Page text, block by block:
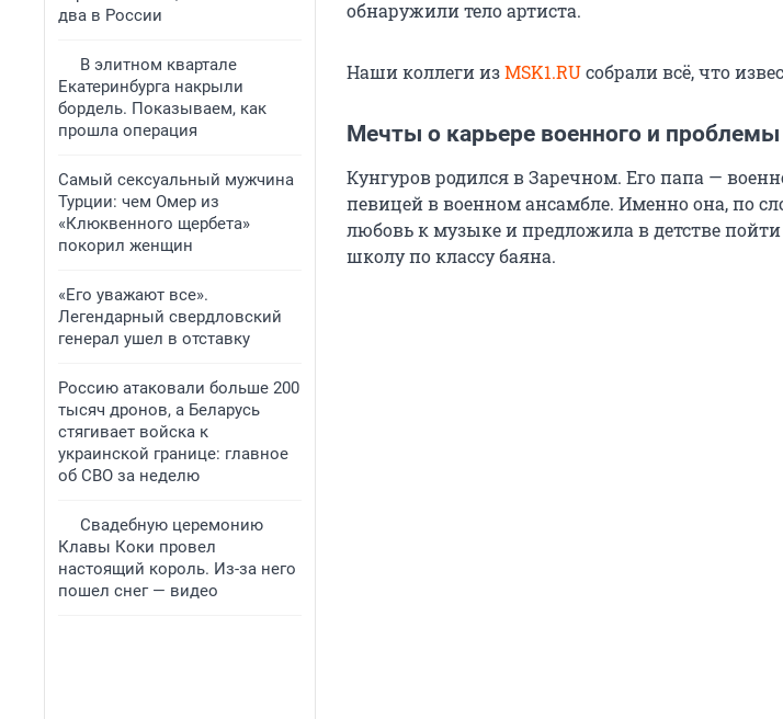
два в России
В элитном квартале
Екатеринбурга накрыли
бордель. Показываем, как
прошла операция
Самый сексуальный мужчина
Турции: чем Омер из
«Клюквенного щербета»
покорил женщин
«Его уважают все».
Легендарный свердловский
генерал ушел в отставку
Россию атаковали больше 200
тысяч дронов, а Беларусь
стягивает войска к
украинской границе: главное
об СВО за неделю
Свадебную церемонию
Клавы Коки провел
настоящий король. Из-за него
пошел снег — видео
обнаружили тело артиста.
Наши коллеги изMSK1.RUсобрали всё, что
Мечты о карьере военного и проблемы
Кунгуров родился в Заречном. Его папа —
певицей в военном ансамбле. Именно она, по
любовь к музыке и предложила в детстве
школу по классу баяна.